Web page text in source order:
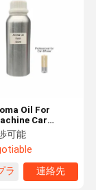
ニュース
Oil For
Car
Available
可能
ラ
連絡先